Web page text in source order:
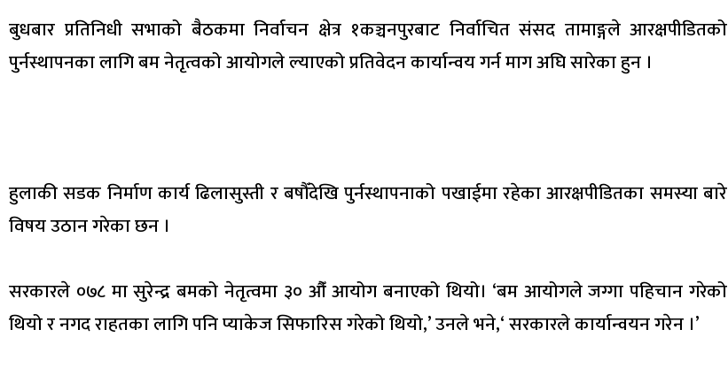
बुधबार प्रतिनिधी सभाको बैठकमा निर्वाचन क्षेत्र १कञ्चनपुरबाट निर्वाचित संसद तामाङ्गले आरक्षपीडितको
पुर्नस्थापनका लागि बम नेतृत्वको आयोगले ल्याएको प्रतिवेदन कार्यान्वय गर्न माग अघि सारेका हुन ।
हुलाकी सडक निर्माण कार्य ढिलासुस्ती र बषौँदेखि पुर्नस्थापनाको पखाईमा रहेका आरक्षपीडितका समस्या बारे
विषय उठान गरेका छन ।
सरकारले ०७८ मा सुरेन्द्र बमको नेतृत्वमा ३० औँ आयोग बनाएको थियो। ‘बम आयोगले जग्गा पहिचान गरेको
थियो र नगद राहतका लागि पनि प्याकेज सिफारिस गरेको थियो,’ उनले भने,‘ सरकारले कार्यान्वयन गरेन ।’